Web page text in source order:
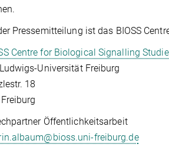
Pressemitteilung ist das BIOSS
Centre for Biological Signalling
Universität Freiburg
18
Öffentlichkeitsarbeit
freiburg.de